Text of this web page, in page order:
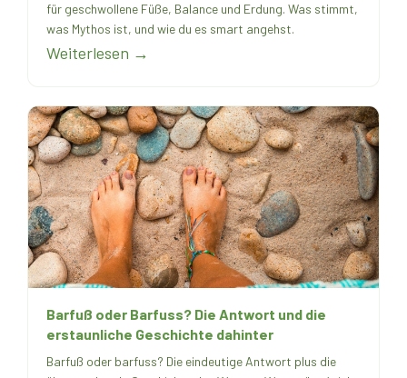
für geschwollene Füße, Balance und Erdung. Was stimmt,
was Mythos ist, und wie du es smart angehst.
Weiterlesen →
Barfuß oder Barfuss? Die Antwort und die
erstaunliche Geschichte dahinter
Barfuß oder barfuss? Die eindeutige Antwort plus die